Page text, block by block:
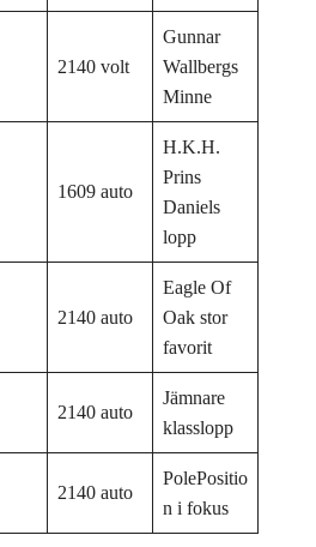
2140 volt
Gunnar
Wallbergs
Minne
1609 auto
H.K.H.
Prins
Daniels
lopp
2140 auto
Eagle Of
Oak stor
favorit
2140 auto
Jämnare
klasslopp
2140 auto
PolePositio
n i fokus